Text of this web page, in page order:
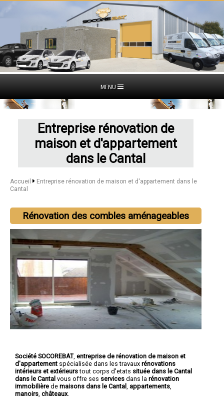
MENU
Entreprise rénovation de
maison et d'appartement
dans le Cantal
Accueil
Entreprise rénovation de maison et d'appartement dans le
Cantal
Rénovation des combles aménageables
Société SOCOREBAT, entreprise de rénovation de maison et
d'appartement spécialisée dans les travaux rénovations
intérieurs et extérieurstout corps d'etats située dans le Cantal
dans le Cantal vous offre ses services dans la rénovation
immobilière de maisons dans le Cantal appartements
manoirs châteaux.